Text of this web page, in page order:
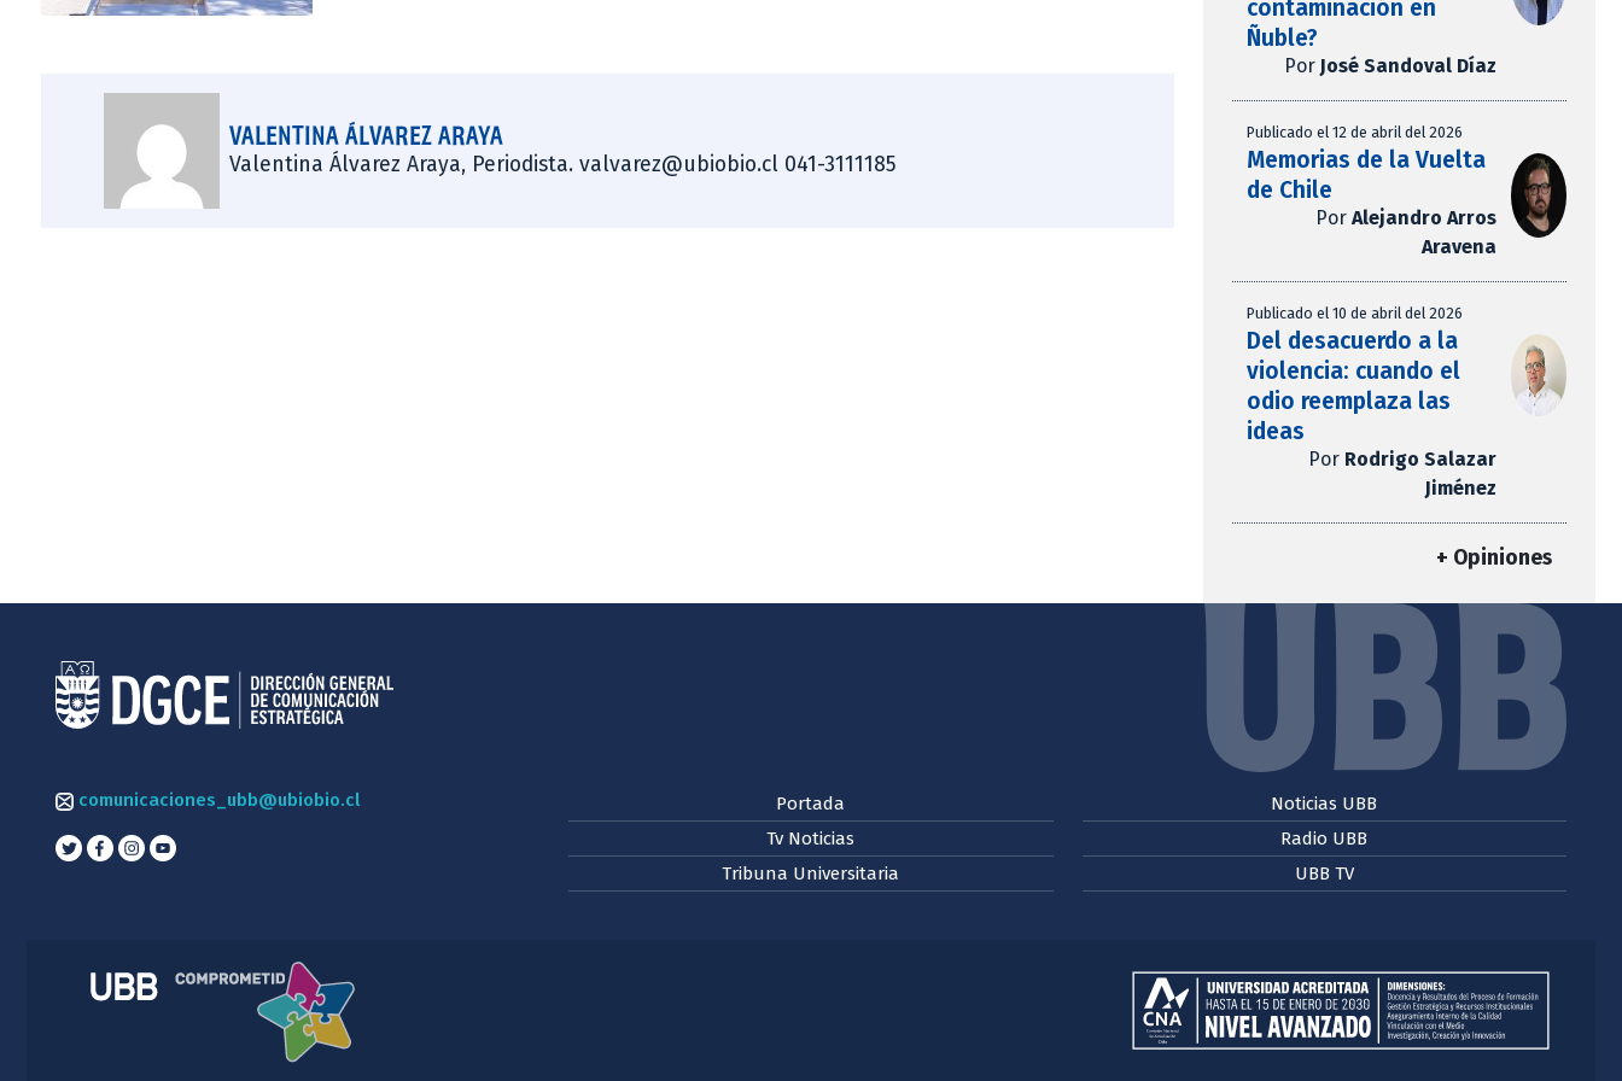
VALENTINA ÁLVAREZ ARAYA
Valentina Álvarez Araya, Periodista. valvarez@ubiobio.cl 041-3111185
contaminación en
Ñuble?
Por José Sandoval Díaz
Publicado el 12 de abril del 2026
Memorias de la Vuelta
de Chile
Por Alejandro Arros
Aravena
Publicado el 10 de abril del 2026
Del desacuerdo a la
violencia: cuando el
odio reemplaza las
ideas
Por Rodrigo Salazar
Jiménez
+ Opiniones
comunicaciones_ubb@ubiobio.cl
Portada
Tv Noticias
Tribuna Universitaria
Noticias UBB
Radio UBB
UBB TV